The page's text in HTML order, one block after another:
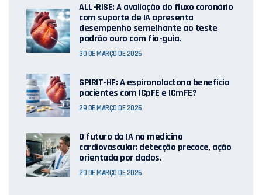
ALL-RISE: A avaliação do fluxo coronário
com suporte de IA apresenta
desempenho semelhante ao teste
padrão ouro com fio-guia.
30 DE MARÇO DE 2026
SPIRIT-HF: A espironolactona beneficia
pacientes com ICpFE e ICmFE?
29 DE MARÇO DE 2026
O futuro da IA ​​na medicina
cardiovascular: detecção precoce, ação
orientada por dados.
29 DE MARÇO DE 2026